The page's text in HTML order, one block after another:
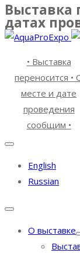
Выставка
датах
• Выставка
переносится •
месте и дате
проведения
сообщим •
English
Russian
О выставке